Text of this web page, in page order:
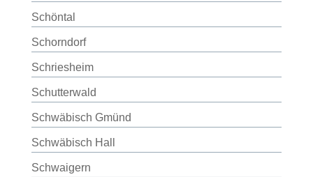
Schöntal
Schorndorf
Schriesheim
Schutterwald
Schwäbisch Gmünd
Schwäbisch Hall
Schwaigern